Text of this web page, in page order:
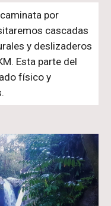
por
cascadas
y deslizaderos
Esta parte del
físico y